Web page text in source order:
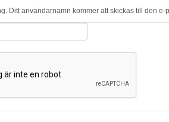
Ditt användarnamn kommer att skickas till den